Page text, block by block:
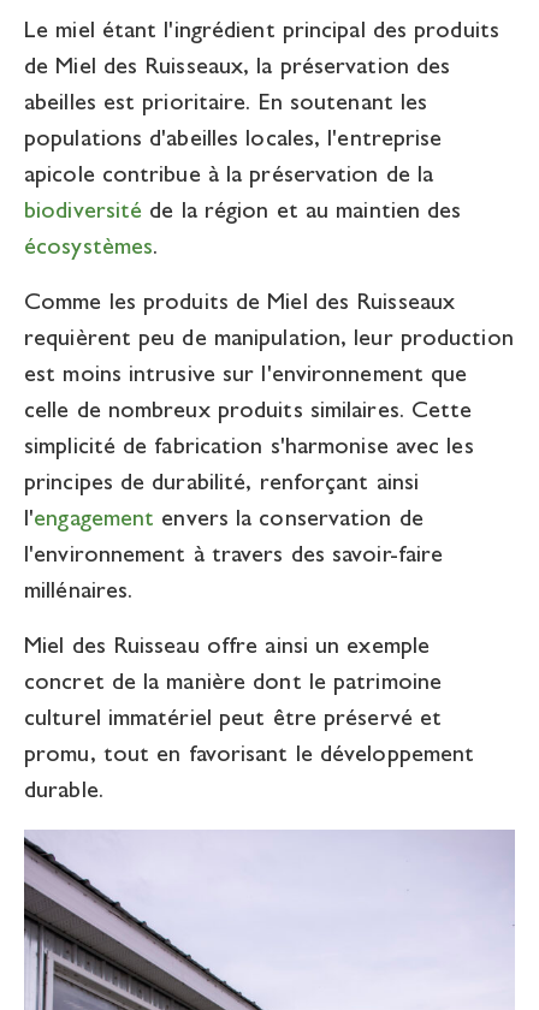
Le miel étant l'ingrédient principal des produits
de Miel des Ruisseaux, la préservation des
abeilles est prioritaire. En soutenant les
populations d'abeilles locales, l'entreprise
apicole contribue à la préservation de la
biodiversité de la région et au maintien des
écosystèmes.
Comme les produits de Miel des Ruisseaux
requièrent peu de manipulation, leur production
est moins intrusive sur l'environnement que
celle de nombreux produits similaires. Cette
simplicité de fabrication s'harmonise avec les
principes de durabilité, renforçant ainsi
l'engagement envers la conservation de
l'environnement à travers des savoir-faire
millénaires.
Miel des Ruisseau offre ainsi un exemple
concret de la manière dont le patrimoine
culturel immatériel peut être préservé et
promu, tout en favorisant le développement
durable.